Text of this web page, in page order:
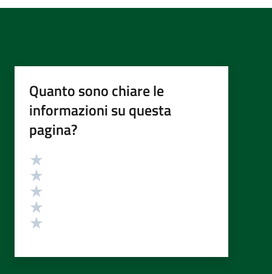
Quanto sono chiare le
informazioni su questa
pagina?
Valutazione